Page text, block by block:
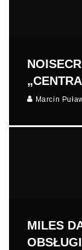
Marcin
MILES
OBSŁUGI